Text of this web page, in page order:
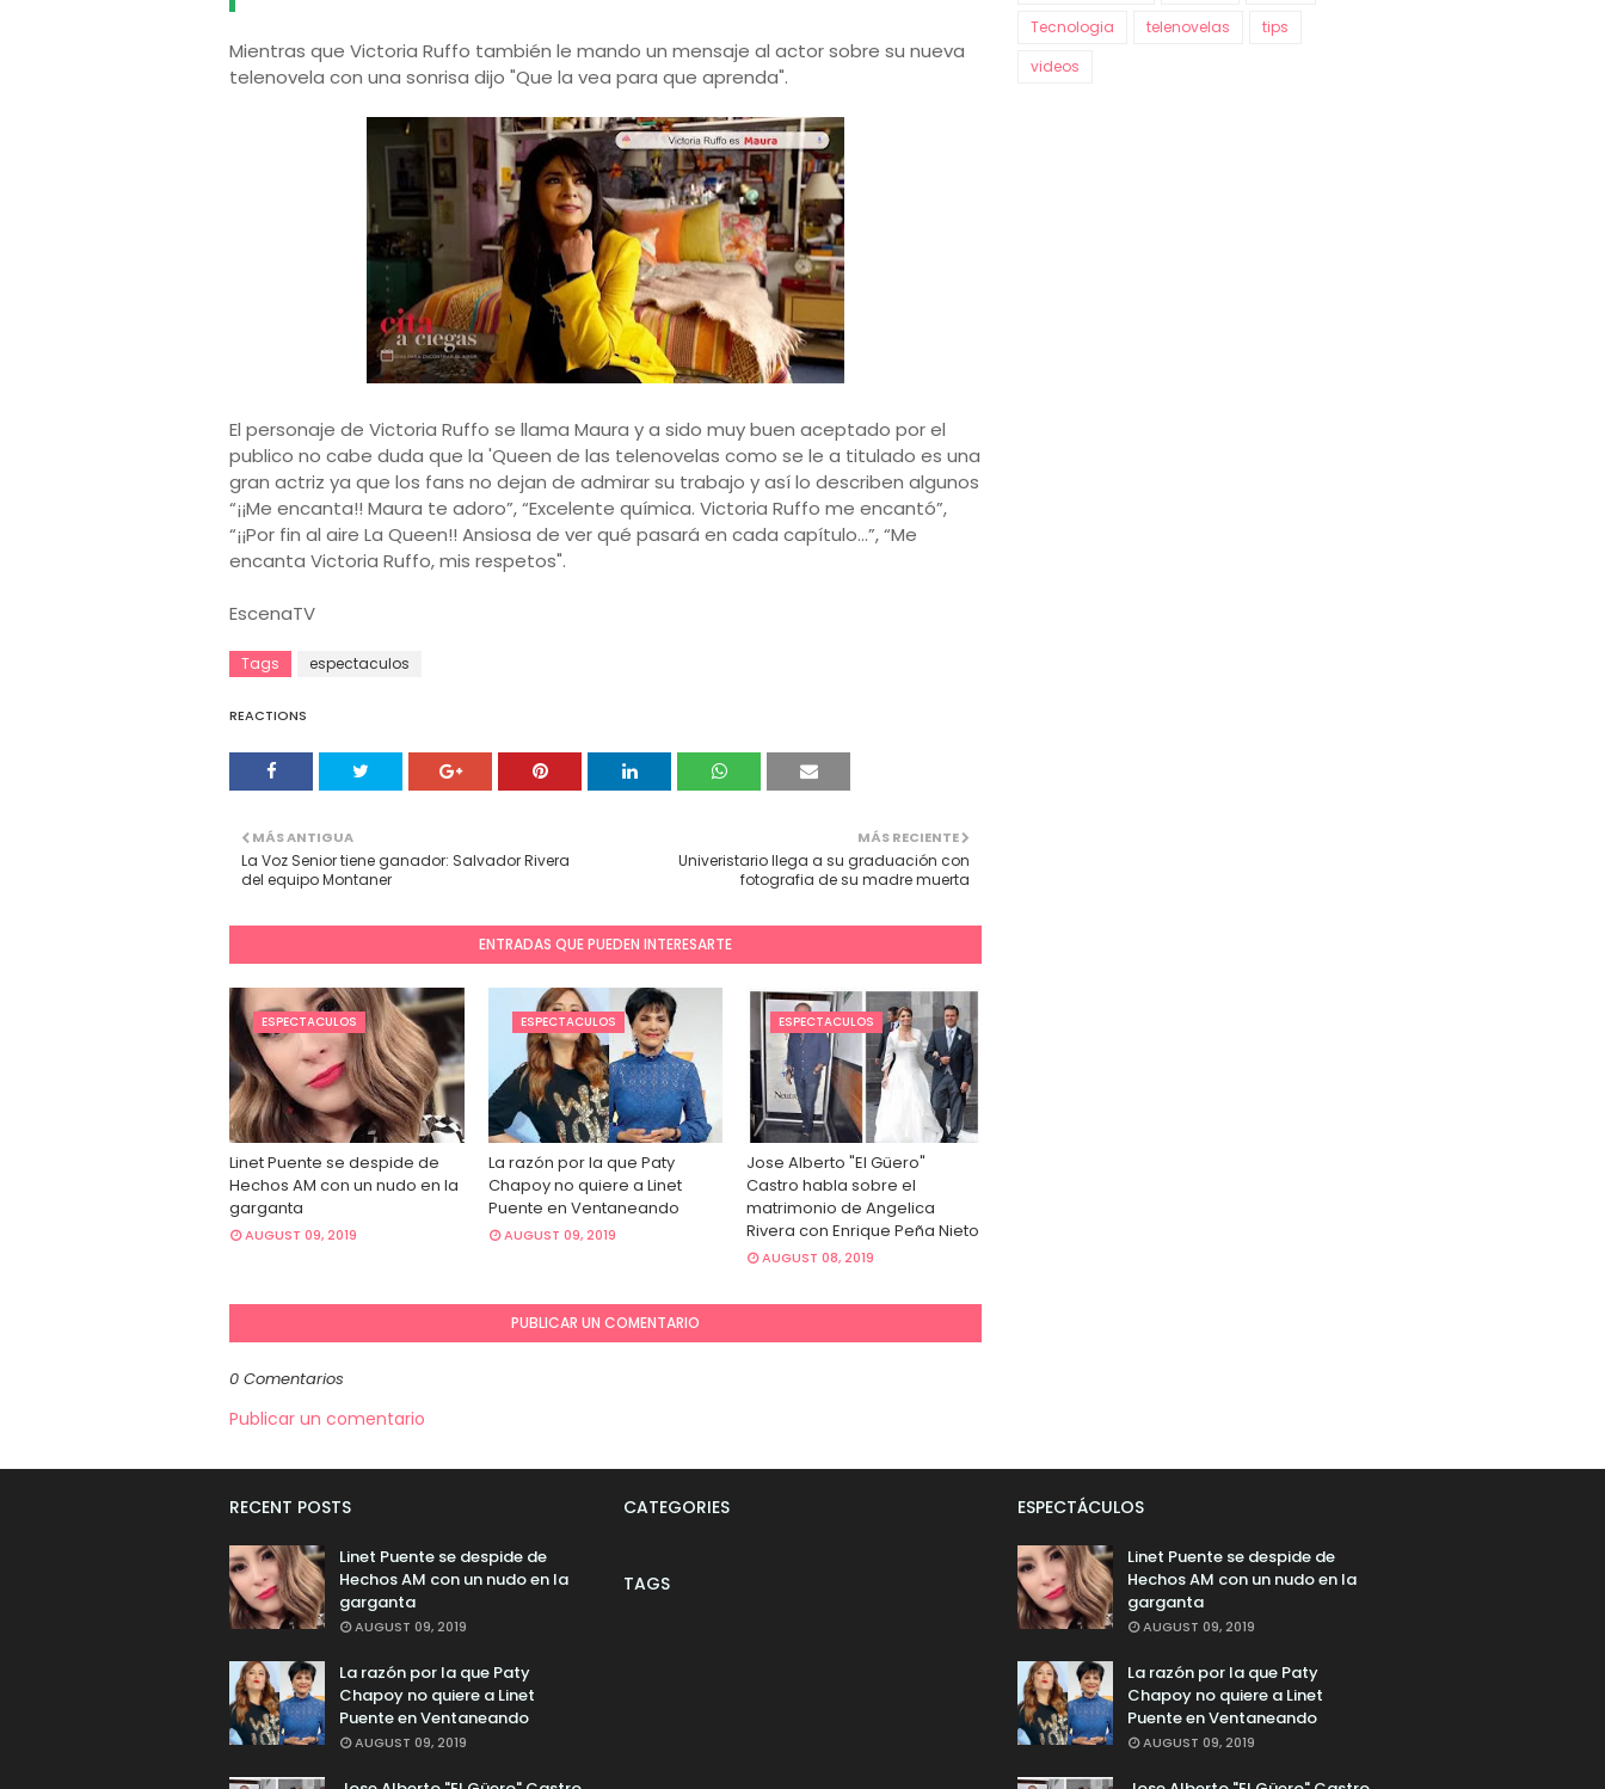
Mientras que Victoria Ruffo también le mando un mensaje al actor sobre su nueva
telenovela con una sonrisa dijo "Que la vea para que aprenda".
El personaje de Victoria Ruffo se llama Maura y a sido muy buen aceptado por el
publico no cabe duda que la 'Queen de las telenovelas como se le a titulado es una
gran actriz ya que los fans no dejan de admirar su trabajo y así lo describen algunos
“¡¡Me encanta!! Maura te adoro”, “Excelente química. Victoria Ruffo me encantó”,
“¡¡Por fin al aire La Queen!! Ansiosa de ver qué pasará en cada capítulo…”, “Me
encanta Victoria Ruffo, mis respetos".
EscenaTV
Tags espectaculos
REACTIONS
MÁS RECIENTE
Univeristario llega a su graduación con
fotografia de su madre muerta
MÁS ANTIGUA
La Voz Senior tiene ganador: Salvador Rivera
del equipo Montaner
ENTRADAS QUE PUEDEN INTERESARTE
ESPECTACULOS
Linet Puente se despide de
Hechos AM con un nudo en la
garganta
AUGUST 09, 2019
ESPECTACULOS
La razón por la que Paty
Chapoy no quiere a Linet
Puente en Ventaneando
AUGUST 09, 2019
ESPECTACULOS
Jose Alberto "El Güero"
Castro habla sobre el
matrimonio de Angelica
Rivera con Enrique Peña Nieto
AUGUST 08, 2019
PUBLICAR UN COMENTARIO
0 Comentarios
Publicar un comentario
Tecnologia
telenovelas
tips
videos
RECENT POSTS
Linet Puente se despide de
Hechos AM con un nudo en la
garganta
AUGUST 09, 2019
La razón por la que Paty
Chapoy no quiere a Linet
Puente en Ventaneando
AUGUST 09, 2019
CATEGORIES
TAGS
ESPECTÁCULOS
Linet Puente se despide de
Hechos AM con un nudo en la
garganta
AUGUST 09, 2019
La razón por la que Paty
Chapoy no quiere a Linet
Puente en Ventaneando
AUGUST 09, 2019